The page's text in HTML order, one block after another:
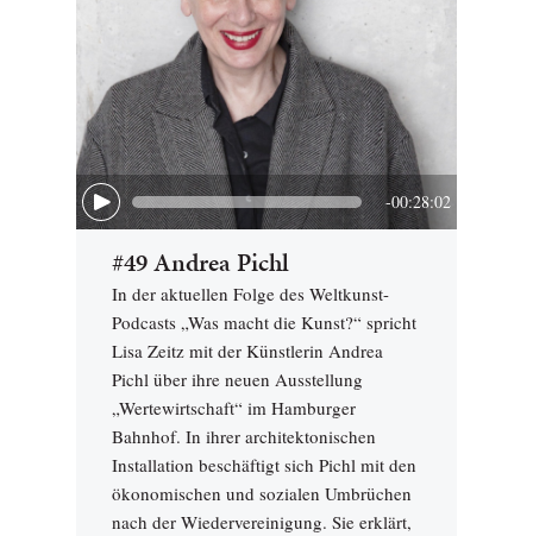
-00:28:02
#49 Andrea Pichl
In der aktuellen Folge des Weltkunst-
Podcasts „Was macht die Kunst?“ spricht
Lisa Zeitz mit der Künstlerin Andrea
Pichl über ihre neuen Ausstellung
„Wertewirtschaft“ im Hamburger
Bahnhof. In ihrer architektonischen
Installation beschäftigt sich Pichl mit den
ökonomischen und sozialen Umbrüchen
nach der Wiedervereinigung. Sie erklärt,